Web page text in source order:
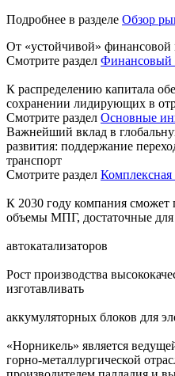
Подробнее в разделе Обзор
От «устойчивой» финансовой
Смотрите раздел Финансовый
К распределению капитала
сохранении лидирующих в
Смотрите раздел Основные
Важнейший вклад в
развития: поддержание
транспорт
Смотрите раздел Комплексная
К 2030 году компания сможет
объемы МПГ, достаточные для
автокатализаторов
Рост производства
изготавливать
аккумуляторных блоков для
«Норникель» является
горно-металлургической